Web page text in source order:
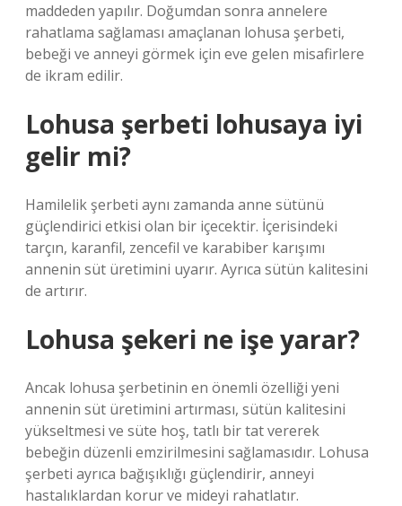
maddeden yapılır. Doğumdan sonra annelere
rahatlama sağlaması amaçlanan lohusa şerbeti,
bebeği ve anneyi görmek için eve gelen misafirlere
de ikram edilir.
Lohusa şerbeti lohusaya iyi
gelir mi?
Hamilelik şerbeti aynı zamanda anne sütünü
güçlendirici etkisi olan bir içecektir. İçerisindeki
tarçın, karanfil, zencefil ve karabiber karışımı
annenin süt üretimini uyarır. Ayrıca sütün kalitesini
de artırır.
Lohusa şekeri ne işe yarar?
Ancak lohusa şerbetinin en önemli özelliği yeni
annenin süt üretimini artırması, sütün kalitesini
yükseltmesi ve süte hoş, tatlı bir tat vererek
bebeğin düzenli emzirilmesini sağlamasıdır. Lohusa
şerbeti ayrıca bağışıklığı güçlendirir, anneyi
hastalıklardan korur ve mideyi rahatlatır.